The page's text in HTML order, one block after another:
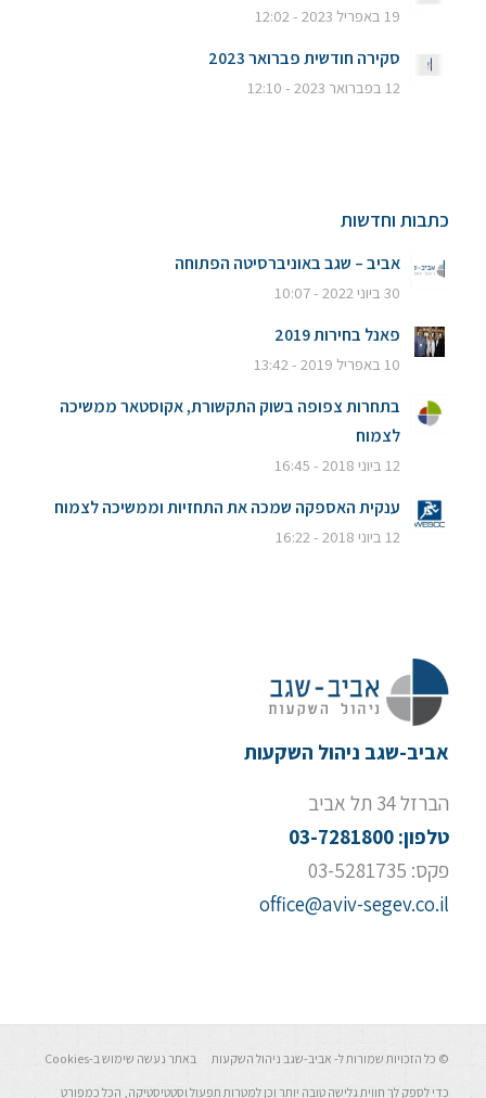
19 באפריל 2023 - 12:02
סקירה חודשית פברואר 2023
12 בפברואר 2023 - 12:10
כתבות וחדשות
אביב – שגב באוניברסיטה הפתוחה
30 ביוני 2022 - 10:07
פאנל בחירות 2019
10 באפריל 2019 - 13:42
בתחרות צפופה בשוק התקשורת, אקוסטאר ממשיכה
לצמוח
12 ביוני 2018 - 16:45
ענקית האספקה שמכה את התחזיות וממשיכה לצמוח
12 ביוני 2018 - 16:22
אביב-שגב ניהול השקעות
הברזל 34 תל אביב
טלפון: 03-7281800
פקס: 03-5281735
office@aviv-segev.co.il
© כל הזכויות שמורות ל- אביב-שגב ניהול השקעות באתר נעשה שימוש ב-Cookies
כדי לספק לך חווית גלישה טובה יותר וכן למטרות תפעול וסטטיסטיקה, הכל כמפורט